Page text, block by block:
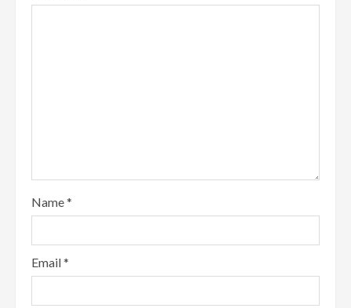
Name*
Email*